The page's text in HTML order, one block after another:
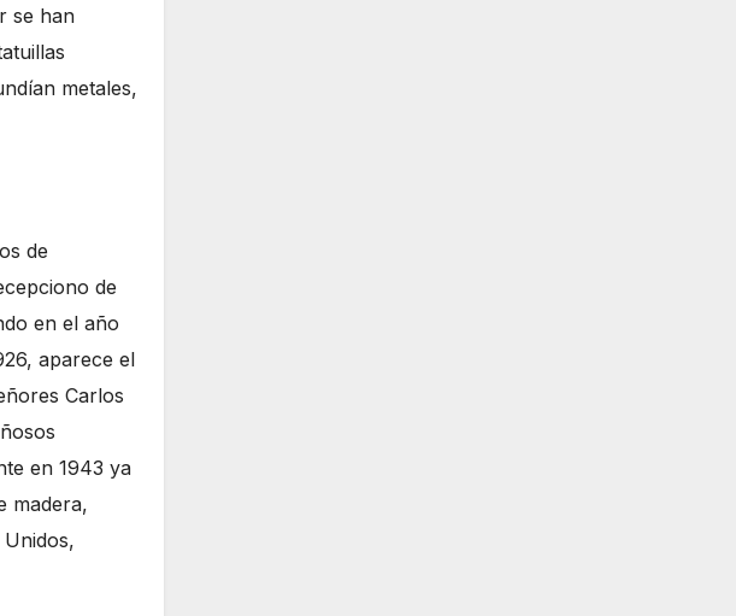
se han
metales,
de
de
en el año
aparece el
Carlos
en 1943 ya
madera,